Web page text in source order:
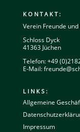
KONTAKT:
Verein Freunde
Schloss Dyck
41363 Jüchen
Telefon: +49
E-Mail:
LINKS:
Allgemeine
Impressum